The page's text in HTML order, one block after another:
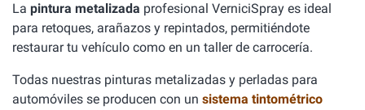
La pintura metalizada profesional VerniciSpray es ideal
para retoques, arañazos y repintados, permitiéndote
restaurar tu vehículo como en un taller de carrocería.
Todas nuestras pinturas metalizadas y perladas para
automóviles se producen con un sistema tintométrico